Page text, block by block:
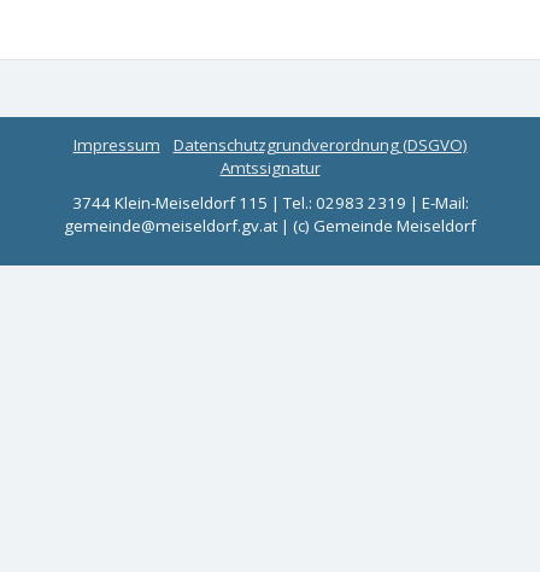
Impressum
Datenschutzgrundverordnung (DSGVO)
Amtssignatur
3744 Klein-Meiseldorf 115 | Tel.: 02983 2319 | E-Mail:
gemeinde@meiseldorf.gv.at | (c) Gemeinde Meiseldorf